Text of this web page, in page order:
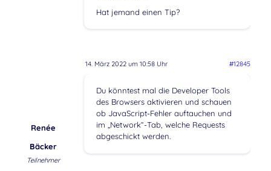
Hat jemand einen Tip?
14. März 2022 um 10:58 Uhr #12845
Renée
Bäcker
Teilnehmer
Du könntest mal die Developer Tools
des Browsers aktivieren und schauen
ob JavaScript-Fehler auftauchen und
im „Network“-Tab, welche Requests
abgeschickt werden.